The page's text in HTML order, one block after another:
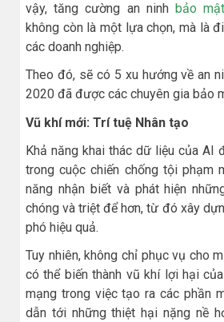
vậy, tăng cường an ninh bảo mật
không còn là một lựa chọn, mà là
các doanh nghiệp.
Theo đó, sẽ có 5 xu hướng về an
2020 đã được các chuyên gia bảo
Vũ khí mới: Trí tuệ Nhân tạo
Khả năng khai thác dữ liệu của AI
trong cuộc chiến chống tội phạm
năng nhận biết và phát hiện
chóng và triệt để hơn, từ đó xây
phó hiệu quả.
Tuy nhiên, không chỉ phục vụ cho
có thể biến thành vũ khí lợi hại
mạng trong việc tạo ra các phần
dẫn tới những thiệt hại nặng nề